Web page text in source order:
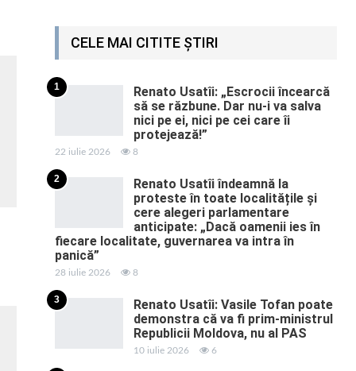
CELE MAI CITITE ȘTIRI
1
Renato Usatîi: „Escrocii încearcă
să se răzbune. Dar nu-i va salva
nici pe ei, nici pe cei care îi
protejează!”
22 iulie 2026 8
2
Renato Usatîi îndeamnă la
proteste în toate localitățile și
cere alegeri parlamentare
anticipate: „Dacă oamenii ies în
fiecare localitate, guvernarea va intra în
panică”
28 iulie 2026 8
3
Renato Usatîi: Vasile Tofan poate
demonstra că va fi prim-ministrul
Republicii Moldova, nu al PAS
10 iulie 2026 6